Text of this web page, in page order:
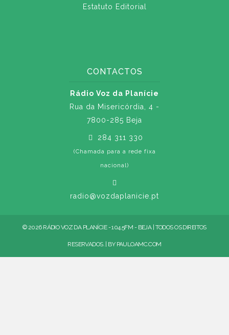
Estatuto Editorial
CONTACTOS
Rádio Voz da Planície
Rua da Misericórdia, 4 -
7800-285 Beja
284 311 330
(Chamada para a rede fixa
nacional)
radio@vozdaplanicie.pt
© 2026 RÁDIO VOZ DA PLANÍCIE - 104.5FM - BEJA | TODOS OS DIREITOS
RESERVADOS. | BY PAULOAMC.COM